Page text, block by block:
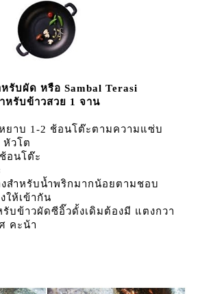
รับผัด หรือ Sambal Terasi
หรับข้าวสวย 1 จาน
ยาบ 1-2 ช้อนโต๊ะตามความแซ่บ
หัวโต
อนโต๊ะ
สำหรับน้ำพริกมากน้อยตามชอบ
ให้เข้ากัน
บข้าวผัดซีอิ๊วดั้งเดิมต้องมี แตงกวา
คะน้า